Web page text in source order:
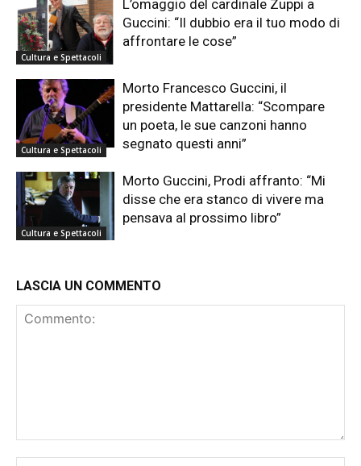
Cultura e Spettacoli
L’omaggio del cardinale Zuppi a
Guccini: “Il dubbio era il tuo modo di
affrontare le cose”
Cultura e Spettacoli
Morto Francesco Guccini, il
presidente Mattarella: “Scompare
un poeta, le sue canzoni hanno
segnato questi anni”
Cultura e Spettacoli
Morto Guccini, Prodi affranto: “Mi
disse che era stanco di vivere ma
pensava al prossimo libro”
LASCIA UN COMMENTO